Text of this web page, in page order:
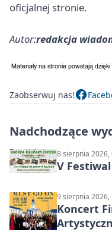
oficjalnej stronie.
Autor:redakcja
Zaobserwuj nas!
Nadchodzące
8 sierpnia 2026,
V
9 sierpnia 2026,
Koncert